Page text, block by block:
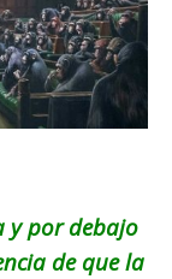
y por debajo
de que la